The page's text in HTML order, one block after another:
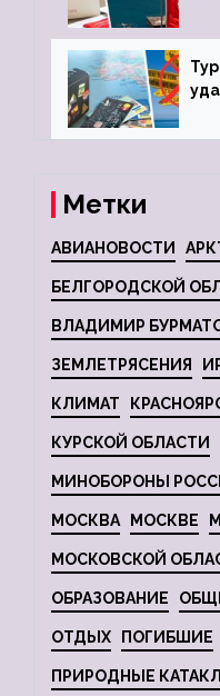
Метки
АВИАНОВОСТИ
БЕЛГОРОДСКОЙ
ВЛАДИМИР
ЗЕМЛЕТРЯСЕНИЯ
КЛИМАТ
КУРСКОЙ ОБЛАСТИ
МИНОБОРОНЫ
МОСКВА МОСКВЕ
МОСКОВСКОЙ
ОБРАЗОВАНИЕ
ОТДЫХ ПОГИБШИЕ
ПРИРОДНЫЕ